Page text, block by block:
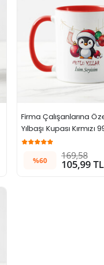
Firma Çalışanlarına
Yılbaşı Kupası Kırmızı
%60 169,58
105,99 TL